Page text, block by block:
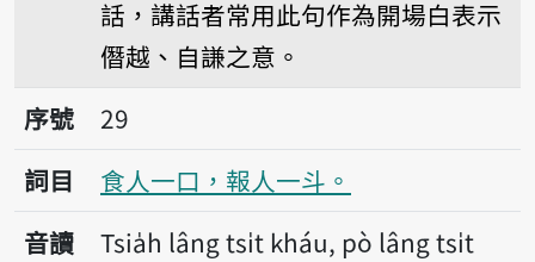
話，講話者常用此句作為開場白表示
僭越、自謙之意。
序號29食人一口，報人一斗。
序號
29
詞目
食人一口，報人一斗。
音讀
Tsia̍h lâng tsi̍t kháu, pò lâng tsi̍t